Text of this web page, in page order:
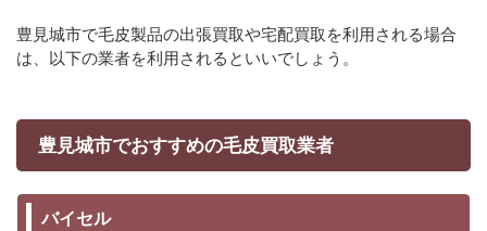
豊見城市で毛皮製品の出張買取や宅配買取を利用される場合
は、以下の業者を利用されるといいでしょう。
豊見城市でおすすめの毛皮買取業者
バイセル